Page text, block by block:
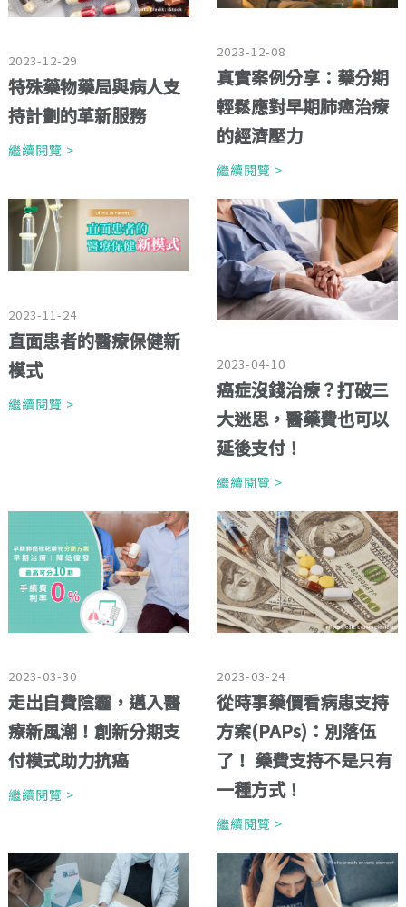
2023-12-29
特殊藥物藥局與病人支
持計劃的革新服務
繼續閱覽 >
2023-12-08
真實案例分享：藥分期
輕鬆應對早期肺癌治療
的經濟壓力
繼續閱覽 >
2023-11-24
直面患者的醫療保健新
模式
繼續閱覽 >
2023-04-10
癌症沒錢治療？打破三
大迷思，醫藥費也可以
延後支付！
繼續閱覽 >
2023-03-30
走出自費陰霾，邁入醫
療新風潮！創新分期支
付模式助力抗癌
繼續閱覽 >
2023-03-24
從時事藥價看病患支持
方案(PAPs)：別落伍
了！ 藥費支持不是只有
一種方式！
繼續閱覽 >